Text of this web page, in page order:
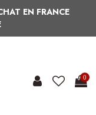
EN FRANCE
0